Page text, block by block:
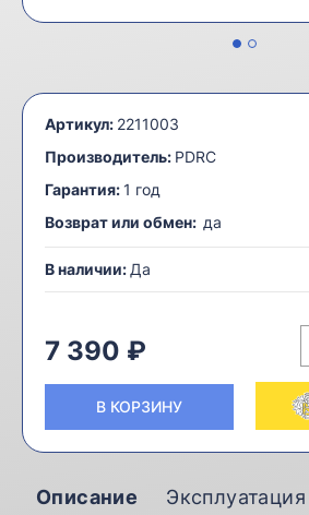
Артикул: 2211003
Производитель: PDRC
Гарантия: 1 год
Возврат или обмен: да
В наличии: Да
7 390 ₽
В КОРЗИНУ
Описание